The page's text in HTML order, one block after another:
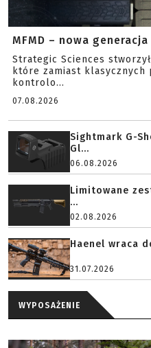
MFMD – nowa
Strategic Sciences
które zamiast
kontrolo...
07.08.2026
Sightmark G-
Gl...
06.08.2026
Limitowane
...
02.08.2026
Haenel wraca
31.07.2026
WYPOSAŻENIE